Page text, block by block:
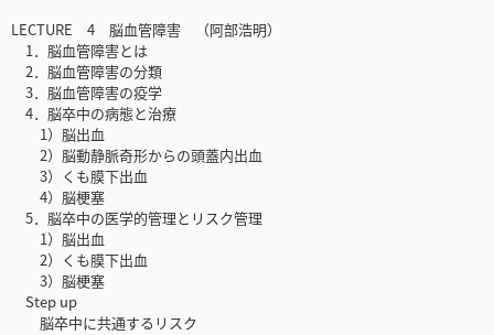
LECTURE 4 脳血管障害 （阿部浩明）
1．脳血管障害とは
2．脳血管障害の分類
3．脳血管障害の疫学
4．脳卒中の病態と治療
1）脳出血
2）脳動静脈奇形からの頭蓋内出血
3）くも膜下出血
4）脳梗塞
5．脳卒中の医学的管理とリスク管理
1）脳出血
2）くも膜下出血
3）脳梗塞
Step up
脳卒中に共通するリスク